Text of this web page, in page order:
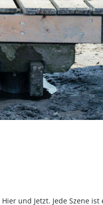
und Jetzt. Jede Szene ist